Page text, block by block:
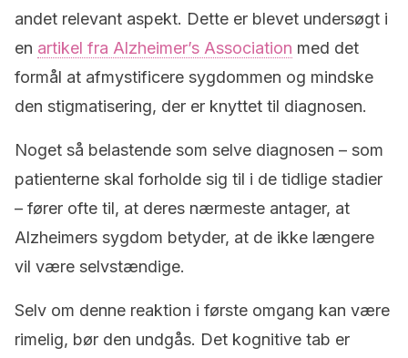
andet relevant aspekt. Dette er blevet undersøgt i
en artikel fra Alzheimer’s Association med det
formål at afmystificere sygdommen og mindske
den stigmatisering, der er knyttet til diagnosen.
Noget så belastende som selve diagnosen – som
patienterne skal forholde sig til i de tidlige stadier
– fører ofte til, at deres nærmeste antager, at
Alzheimers sygdom betyder, at de ikke længere
vil være selvstændige.
Selv om denne reaktion i første omgang kan være
rimelig, bør den undgås. Det kognitive tab er